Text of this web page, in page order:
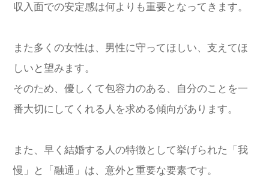
収入面での安定感は何よりも重要となってきます。
また多くの女性は、男性に守ってほしい、支えてほ
しいと望みます。
そのため、優しくて包容力のある、自分のことを一
番大切にしてくれる人を求める傾向があります。
また、早く結婚する人の特徴として挙げられた「我
慢」と「融通」は、意外と重要な要素です。